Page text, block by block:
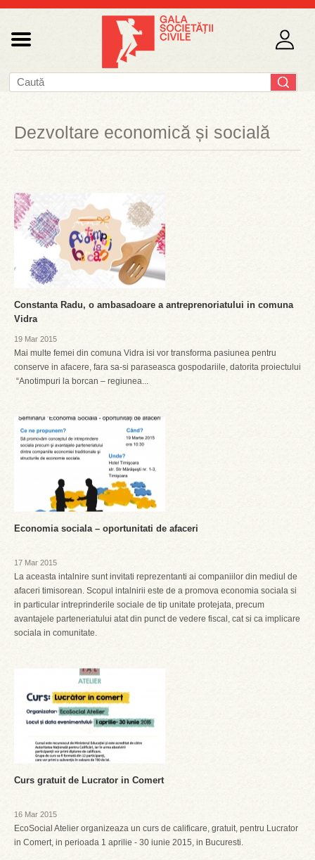
Dezvoltare economică și socială
Constanta Radu, o ambasadoare a antreprenoriatului in comuna
Vidra
19 Mar 2015
Mai multe femei din comuna Vidra isi vor transforma pasiunea pentru
conserve in afacere, fara sa-si paraseasca gospodariile, datorita proiectului
“Anotimpuri la borcan – regiunea...
Economia sociala – oportunitati de afaceri
17 Mar 2015
La aceasta intalnire sunt invitati reprezentanti ai companiilor din mediul de
afaceri timisorean. Scopul intalnirii este de a promova economia sociala si
in particular intreprinderile sociale de tip unitate protejata, precum
avantajele parteneriatului atat din punct de vedere fiscal, cat si ca implicare
sociala in comunitate.
Curs gratuit de Lucrator in Comert
16 Mar 2015
EcoSocial Atelier organizeaza un curs de calificare, gratuit, pentru Lucrator
in Comert, in perioada 1 aprilie - 30 iunie 2015, in Bucuresti.